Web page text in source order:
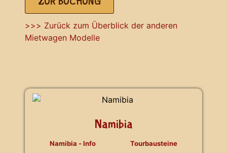
>>> Zurück zum Überblick der anderen
Mietwagen Modelle
Namibia
Namibia - Info
Tourbausteine